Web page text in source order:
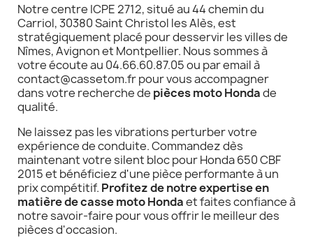
Notre centre ICPE 2712, situé au 44 chemin du
Carriol, 30380 Saint Christol les Alès, est
stratégiquement placé pour desservir les villes de
Nîmes, Avignon et Montpellier. Nous sommes à
votre écoute au 04.66.60.87.05 ou par email à
contact@cassetom.fr pour vous accompagner
dans votre recherche de pièces moto Hondade
qualité.
Ne laissez pas les vibrations perturber votre
expérience de conduite. Commandez dès
maintenant votre silent bloc pour Honda 650 CBF
2015 et bénéficiez d'une pièce performante à un
prix compétitif. Profitez de notre expertise en
matière de casse moto Hondaet faites confiance à
notre savoir-faire pour vous offrir le meilleur des
pièces d'occasion.